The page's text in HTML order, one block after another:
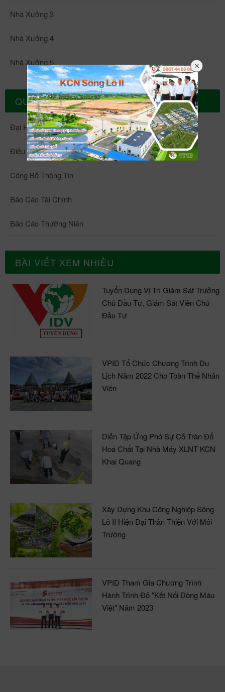
Nhà Xưởng 3
Nhà Xưởng 4
Nhà Xưởng 5
QUAN HỆ CỔ ĐÔNG
Đại Hội Đồng Cổ Đông
Điều Lệ Công Ty
Công Bố Thông Tin
Báo Cáo Tài Chính
Báo Cáo Thường Niên
BÀI VIẾT XEM NHIỀU
Tuyển Dụng Vị Trí Giám Sát Trưởng
Chủ Đầu Tư, Giám Sát Viên Chủ
Đầu Tư
VPID Tổ Chức Chương Trình Du
Lịch Năm 2022 Cho Toàn Thể Nhân
Viên
Diễn Tập Ứng Phó Sự Cố Tràn Đổ
Hoá Chất Tại Nhà Máy XLNT KCN
Khai Quang
Xây Dựng Khu Công Nghiệp Sông
Lô II Hiện Đại Thân Thiện Với Môi
Trường
VPID Tham Gia Chương Trình
Hành Trình Đỏ "Kết Nối Dòng Máu
Việt" Năm 2023